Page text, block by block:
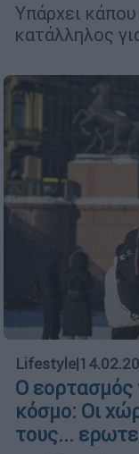
Υπάρχει
κατάλληλος
Lifestyle|
Ο εορτασμός
κόσμο: Οι
τους...